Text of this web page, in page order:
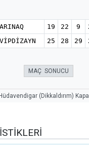
19 22 9
25 28 29
MAÇ SONUCU
(Dikkaldırım)